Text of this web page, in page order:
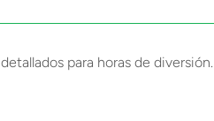
para horas de diversión.